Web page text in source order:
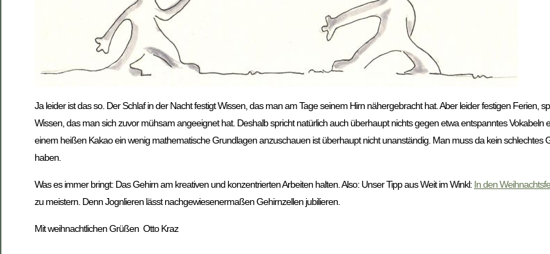
Ja leider ist das so. Der Schlaf in der Nacht festigt Wissen, das man am Tage seinem Hirn nähergebracht hat. Aber leider festigen Ferien,
Wissen, das man sich zuvor mühsam angeeignet hat. Deshalb spricht natürlich auch überhaupt nichts gegen etwa entspanntes Vokabeln
einem heißen Kakao ein wenig mathematische Grundlagen anzuschauen ist überhaupt nicht unanständig. Man muss da kein schlechtes
haben.
Was es immer bringt: Das Gehirn am kreativen und konzentrierten Arbeiten halten. Also: Unser Tipp aus Weit im Winkl: In den
zu meistern. Denn Jognlieren lässt nachgewiesenermaßen Gehirnzellen jubilieren.
Mit weihnachtlichen Grüßen Otto Kraz